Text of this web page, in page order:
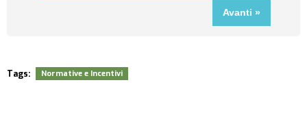
Tags: Normative e Incentivi